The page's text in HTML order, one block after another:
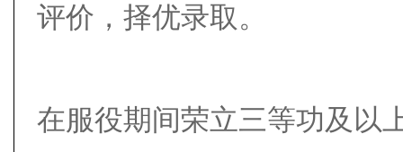
评价，择优录取。
在服役期间荣立三等功及以